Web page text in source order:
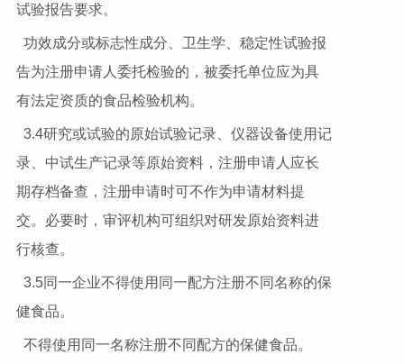
试验报告要求。
功效成分或标志性成分、卫生学、稳定性试验报
告为注册申请人委托检验的，被委托单位应为具
有法定资质的食品检验机构。
3.4研究或试验的原始试验记录、仪器设备使用记
录、中试生产记录等原始资料，注册申请人应长
期存档备查，注册申请时可不作为申请材料提
交。必要时，审评机构可组织对研发原始资料进
行核查。
3.5同一企业不得使用同一配方注册不同名称的保
健食品。
不得使用同一名称注册不同配方的保健食品。